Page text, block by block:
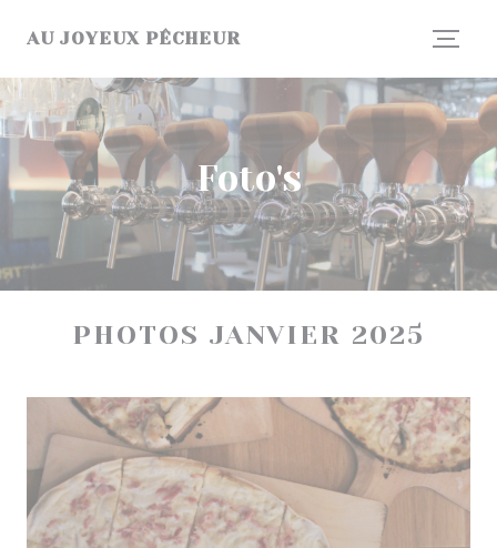
AU JOYEUX PÊCHEUR
Foto's
PHOTOS JANVIER 2025